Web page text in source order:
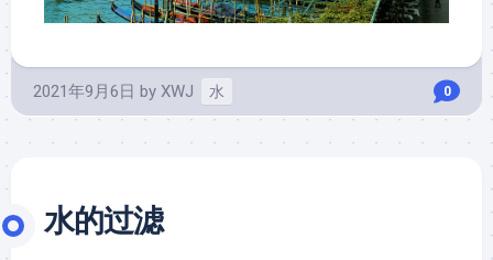
2021年9月6日 by XWJ 水 0
水的过滤